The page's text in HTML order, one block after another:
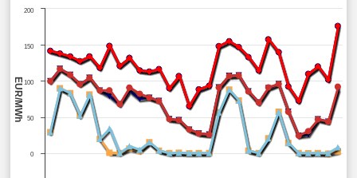
EUR/MWh
0
50
100
150
200